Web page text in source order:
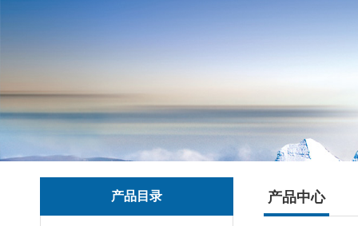
产品目录 产品中心